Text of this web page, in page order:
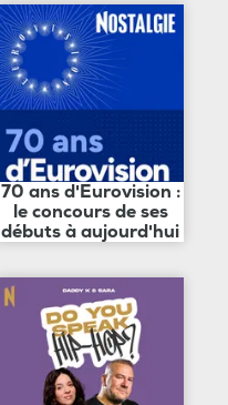
70 ans d'Eurovision :
le concours de ses
débuts à aujourd'hui